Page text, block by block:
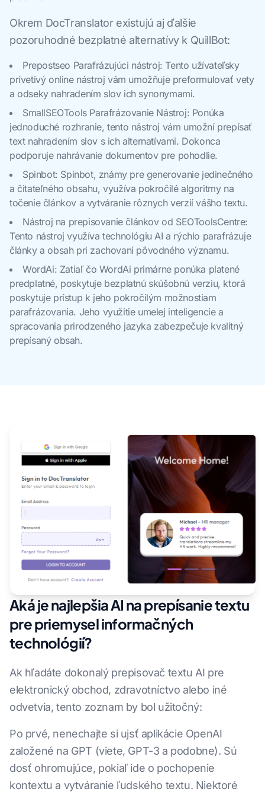
Okrem DocTranslator existujú aj ďalšie
pozoruhodné bezplatné alternatívy k QuillBot:
Prepostseo Parafrázujúci nástroj: Tento užívateľsky
prívetivý online nástroj vám umožňuje preformulovať vety
a odseky nahradením slov ich synonymami.
SmallSEOTools Parafrázovanie Nástroj: Ponúka
jednoduché rozhranie, tento nástroj vám umožní prepísať
text nahradením slov s ich alternatívami. Dokonca
podporuje nahrávanie dokumentov pre pohodlie.
Spinbot: Spinbot, známy pre generovanie jedinečného
a čitateľného obsahu, využíva pokročilé algoritmy na
točenie článkov a vytváranie rôznych verzií vášho textu.
Nástroj na prepisovanie článkov od SEOToolsCentre:
Tento nástroj využíva technológiu AI a rýchlo parafrázuje
články a obsah pri zachovaní pôvodného významu.
WordAi: Zatiaľ čo WordAi primárne ponúka platené
predplatné, poskytuje bezplatnú skúšobnú verziu, ktorá
poskytuje prístup k jeho pokročilým možnostiam
parafrázovania. Jeho využitie umelej inteligencie a
spracovania prirodzeného jazyka zabezpečuje kvalitný
prepísaný obsah.
Aká je najlepšia AI na prepísanie textu
pre priemysel informačných
technológií?
Ak hľadáte dokonalý prepisovač textu AI pre
elektronický obchod, zdravotníctvo alebo iné
odvetvia, tento zoznam by bol užitočný:
Po prvé, nenechajte si ujsť aplikácie OpenAI
založené na GPT (viete, GPT-3 a podobne). Sú
dosť ohromujúce, pokiaľ ide o pochopenie
kontextu a vytváranie ľudského textu. Niektoré